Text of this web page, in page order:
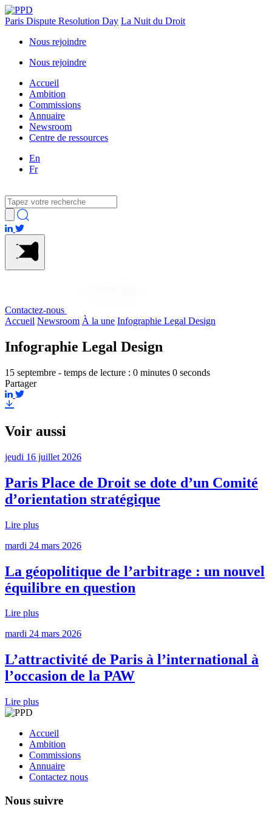
Paris Dispute Resolution Day La Nuit du Droit
Nous rejoindre
Nous rejoindre
Accueil
Ambition
Commissions
Annuaire
Newsroom
Centre de ressources
En
Fr
Contactez-nous
Accueil Newsroom À la une Infographie Legal Design
Infographie Legal Design
15 septembre - temps de lecture : 0 minutes 0 seconds
Partager
Voir aussi
jeudi 16 juillet 2026
Paris Place de Droit se dote d’un Comité
d’orientation stratégique
Lire plus
mardi 24 mars 2026
La géopolitique de l’arbitrage : un nouvel
équilibre en question
Lire plus
mardi 24 mars 2026
L’attractivité de Paris à l’international à
l’occasion de la PAW
Lire plus
Accueil
Ambition
Commissions
Annuaire
Contactez nous
Nous suivre